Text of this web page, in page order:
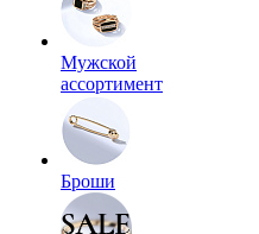
Мужской
ассортимент
Броши